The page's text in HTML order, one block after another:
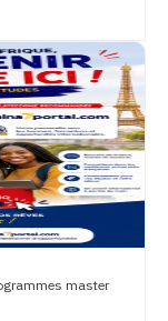
master